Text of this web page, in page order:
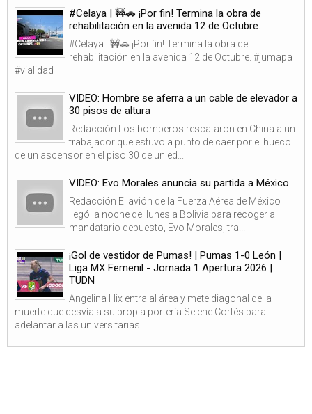
#Celaya | 🚧🚗 ¡Por fin! Termina la obra de
rehabilitación en la avenida 12 de Octubre.
#Celaya | 🚧🚗 ¡Por fin! Termina la obra de
rehabilitación en la avenida 12 de Octubre. #jumapa
#vialidad
VIDEO: Hombre se aferra a un cable de elevador a
30 pisos de altura
Redacción Los bomberos rescataron en China a un
trabajador que estuvo a punto de caer por el hueco
de un ascensor en el piso 30 de un ed...
VIDEO: Evo Morales anuncia su partida a México
Redacción El avión de la Fuerza Aérea de México
llegó la noche del lunes a Bolivia para recoger al
mandatario depuesto, Evo Morales, tra...
¡Gol de vestidor de Pumas! | Pumas 1-0 León |
Liga MX Femenil - Jornada 1 Apertura 2026 |
TUDN
Angelina Hix entra al área y mete diagonal de la
muerte que desvía a su propia portería Selene Cortés para
adelantar a las universitarias. ...